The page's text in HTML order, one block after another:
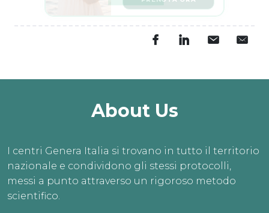
About Us
I centri Genera Italia si trovano in tutto il territorio
nazionale e condividono gli stessi protocolli,
messi a punto attraverso un rigoroso metodo
scientifico.